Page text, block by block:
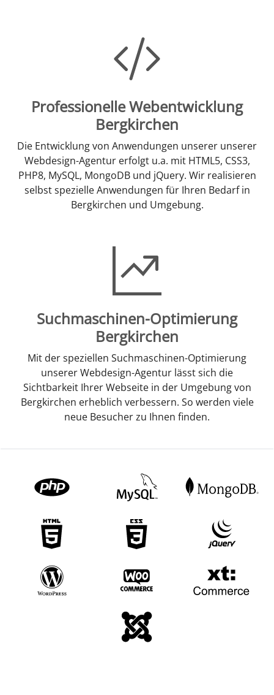
Professionelle Webentwicklung
Bergkirchen
Die Entwicklung von Anwendungen unserer unserer
Webdesign-Agentur erfolgt u.a. mit HTML5, CSS3,
PHP8, MySQL, MongoDB und jQuery. Wir realisieren
selbst spezielle Anwendungen für Ihren Bedarf in
Bergkirchen und Umgebung.
Suchmaschinen-Optimierung
Bergkirchen
Mit der speziellen Suchmaschinen-Optimierung
unserer Webdesign-Agentur lässt sich die
Sichtbarkeit Ihrer Webseite in der Umgebung von
Bergkirchen erheblich verbessern. So werden viele
neue Besucher zu Ihnen finden.